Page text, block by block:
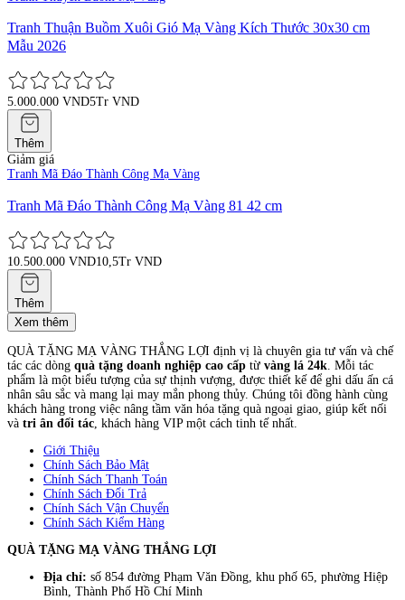
Tranh Thuận Buồm Xuôi Gió Mạ Vàng Kích Thước 30x30 cm
Mẫu 2026
5.000.000 VND5Tr VND
Thêm
Giảm giá
Tranh Mã Đáo Thành Công Mạ Vàng
Tranh Mã Đáo Thành Công Mạ Vàng 81 42 cm
10.500.000 VND10,5Tr VND
Thêm
Xem thêm
QUÀ TẶNG MẠ VÀNG THẮNG LỢI định vị là chuyên gia tư vấn và chế
tác các dòng quà tặng doanh nghiệp cao cấp từ vàng lá 24k. Mỗi tác
phẩm là một biểu tượng của sự thịnh vượng, được thiết kế để ghi dấu ấn cá
nhân sâu sắc và mang lại may mắn phong thủy. Chúng tôi đồng hành cùng
khách hàng trong việc nâng tầm văn hóa tặng quà ngoại giao, giúp kết nối
và tri ân đối tác, khách hàng VIP một cách tinh tế nhất.
Giới Thiệu
Chính Sách Bảo Mật
Chính Sách Thanh Toán
Chính Sách Đổi Trả
Chính Sách Vận Chuyển
Chính Sách Kiểm Hàng
QUÀ TẶNG MẠ VÀNG THẮNG LỢI
Địa chỉ: số 854 đường Phạm Văn Đồng, khu phố 65, phường Hiệp
Bình, Thành Phố Hồ Chí Minh